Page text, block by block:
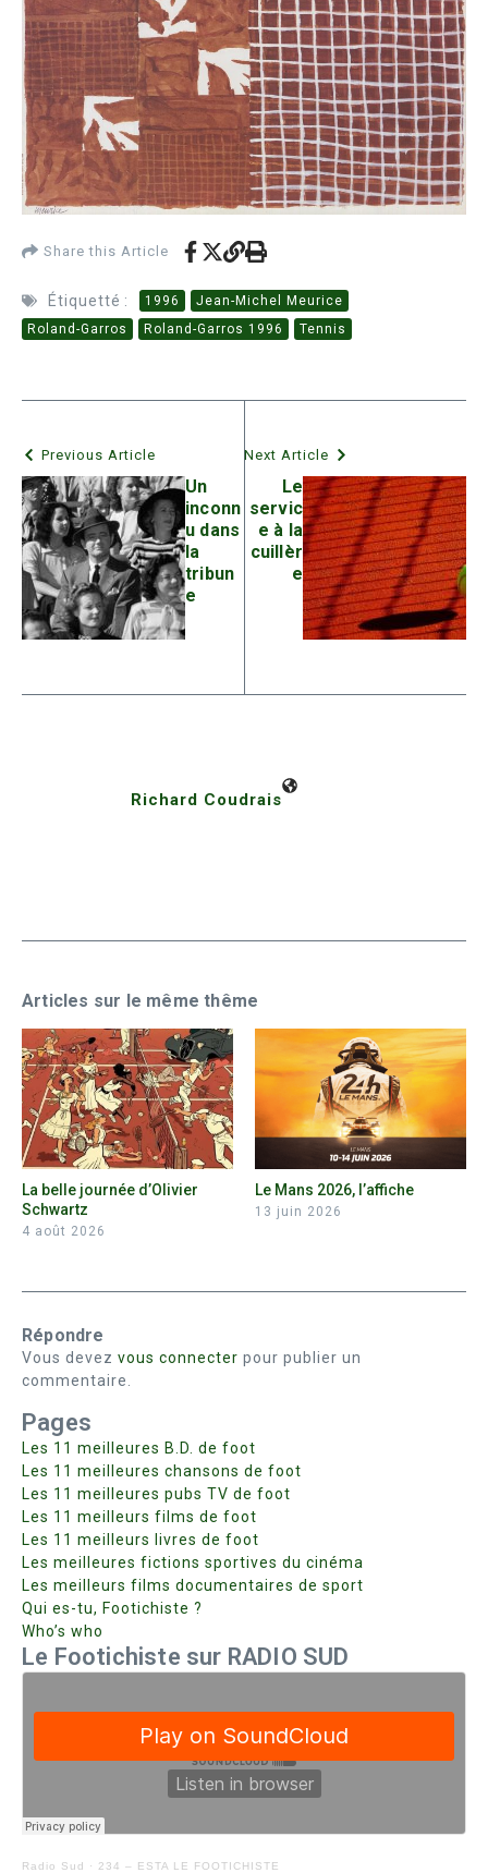
Share this Article
Étiquetté : 1996
Jean-Michel Meurice
Roland-Garros
Roland-Garros 1996 Tennis
Previous Article
Un
inconn
u dans
la
tribun
e
Next Article
Le
servic
e à la
cuillèr
e
Richard Coudrais
Articles sur le même thême
La belle journée d’Olivier
Schwartz
4 août 2026
Le Mans 2026, l’affiche
13 juin 2026
Répondre
Vous devez vous connecter pour publier un
commentaire.
Pages
Les 11 meilleures B.D. de foot
Les 11 meilleures chansons de foot
Les 11 meilleures pubs TV de foot
Les 11 meilleurs films de foot
Les 11 meilleurs livres de foot
Les meilleures fictions sportives du cinéma
Les meilleurs films documentaires de sport
Qui es-tu, Footichiste ?
Who’s who
Le Footichiste sur RADIO SUD
Radio Sud · 234 – ESTA LE FOOTICHISTE